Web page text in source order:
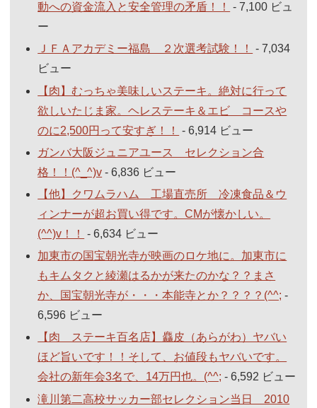
動への資金流入と安全管理の矛盾！！
- 7,100 ビュ
ー
ＪＦＡアカデミー福島 ２次選考試験！！
- 7,034
ビュー
【肉】むっちゃ美味しいステーキ。絶対に行って
欲しいたじま家。ヘレステーキ＆エビ コースや
のに2,500円って安すぎ！！
- 6,914 ビュー
ガンバ大阪ジュニアユース セレクション合
格！！(^_^)v - 6,836 ビュー
【他】クワムラハム 工場直売所 冷凍食品＆ウ
ィンナーが超お買い得です。CMが懐かしい。
(^^)v！！
- 6,634 ビュー
加東市の国宝朝光寺が映画のロケ地に。加東市に
もキムタクと綾瀬はるかが来たのかな？？まさ
か、国宝朝光寺が・・・本能寺とか？？？？(^^; -
6,596 ビュー
【肉 ステーキ百名店】麤皮（あらがわ）ヤバい
ほど旨いです！！そして、お値段もヤバいです。
会社の新年会3名で、14万円也。(^^; - 6,592 ビュー
滝川第二高校サッカー部セレクション当日 2010